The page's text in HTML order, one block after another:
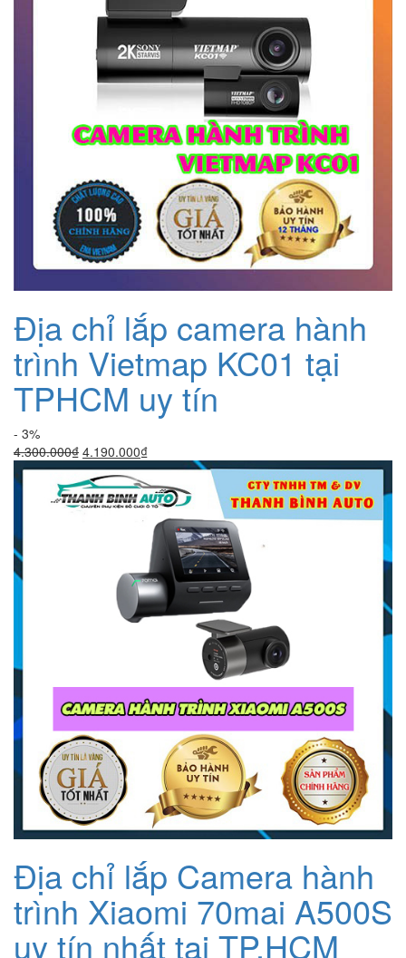
Địa chỉ lắp camera hành
trình Vietmap KC01 tại
TPHCM uy tín
- 3%
4.300.000₫ Giá
gốc
là:
4.300.000₫.
4.190.000₫Giá
hiện
tại
là:
4.190.000₫.
Địa chỉ lắp Camera hành
trình Xiaomi 70mai A500S
uy tín nhất tại TP.HCM